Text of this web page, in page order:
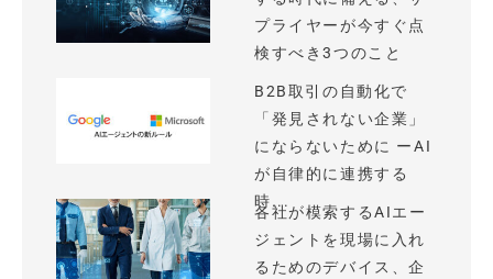
プライヤーが今すぐ点
検すべき3つのこと
B2B取引の自動化で
「発見されない企業」
にならないために ーAI
が自律的に連携する
時...
各社が模索するAIエー
ジェントを現場に入れ
るためのデバイス、企